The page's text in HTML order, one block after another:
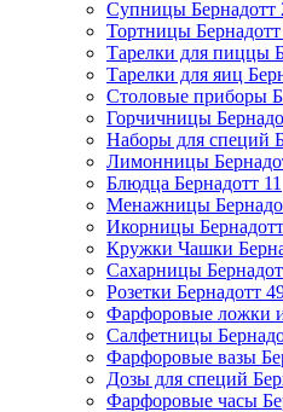
Супницы Бернадотт
Тортницы Бернадотт
Тарелки для пиццы
Тарелки для яиц
Столовые приборы
Горчичницы
Наборы для специй
Лимонницы
Блюдца Бернадотт 11
Менажницы
Икорницы Бернадотт
Кружки Чашки
Сахарницы
Розетки Бернадотт
Фарфоровые ложки
Салфетницы
Фарфоровые вазы
Дозы для специй
Фарфоровые часы